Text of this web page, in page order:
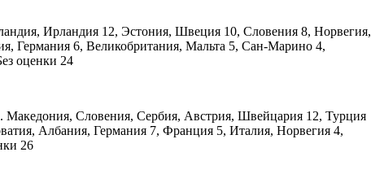
Ирландия 12, Эстония, Швеция 10, Словения 8, Норвегия,
Германия 6, Великобритания, Мальта 5, Сан-Марино 4,
оценки 24
Македония, Словения, Сербия, Австрия, Швейцария 12, Турция
Албания, Германия 7, Франция 5, Италия, Норвегия 4,
26